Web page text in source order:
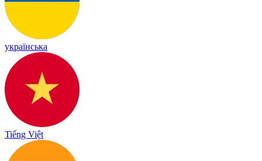
українська
Tiếng Việt